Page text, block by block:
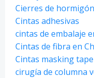
Cierres de
Cintas adhesivas
cintas de embalaje
Cintas de fibra en
Cintas masking
cirugía de columna